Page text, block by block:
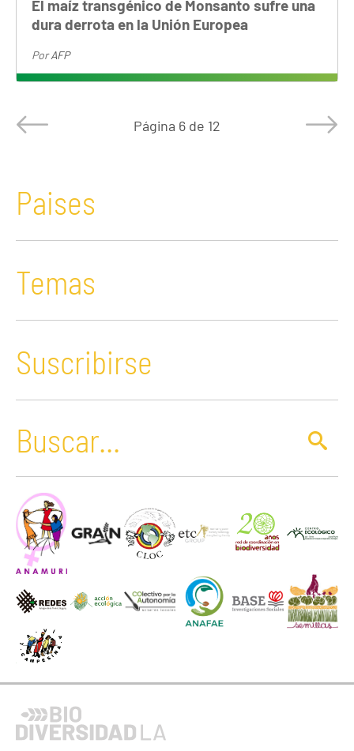
El maíz transgénico de Monsanto sufre una
dura derrota en la Unión Europea
PorAFP
Página 6 de 12
Paises
Temas
Suscribirse